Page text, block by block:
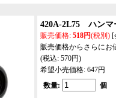
420A-2L75 ハンマ
販売価格: 518円(税別) [
販売価格からさらにお
(税込: 570円)
希望小売価格: 647円
数量:
個